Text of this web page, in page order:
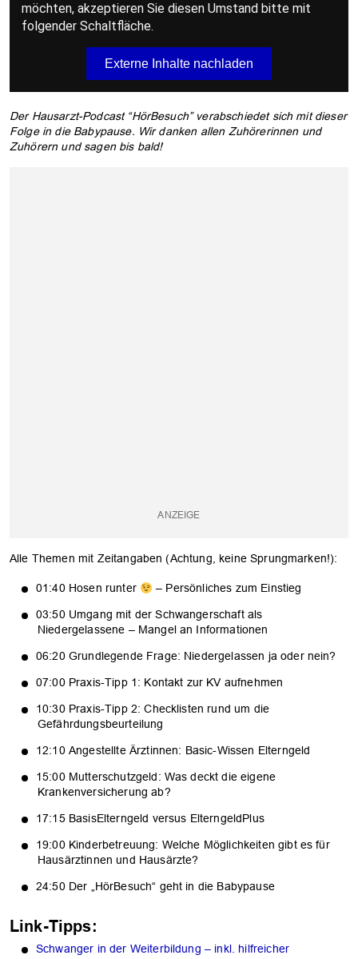
OK
Der Hausarzt-Podcast “HörBesuch” verabschiedet sich mit dieser
Folge in die Babypause. Wir danken allen Zuhörerinnen und
Zuhörern und sagen bis bald!
Alle Themen mit Zeitangaben (Achtung, keine Sprungmarken!):
01:40 Hosen runter – Persönliches zum Einstieg
03:50 Umgang mit der Schwangerschaft als
Niedergelassene – Mangel an Informationen
06:20 Grundlegende Frage: Niedergelassen ja oder nein?
07:00 Praxis-Tipp 1: Kontakt zur KV aufnehmen
10:30 Praxis-Tipp 2: Checklisten rund um die
Gefährdungsbeurteilung
12:10 Angestellte Ärztinnen: Basic-Wissen Elterngeld
15:00 Mutterschutzgeld: Was deckt die eigene
Krankenversicherung ab?
17:15 BasisElterngeld versus ElterngeldPlus
19:00 Kinderbetreuung: Welche Möglichkeiten gibt es für
Hausärztinnen und Hausärzte?
24:50 Der „HörBesuch“ geht in die Babypause
Link-Tipps:
Schwanger in der Weiterbildung – inkl. hilfreicher